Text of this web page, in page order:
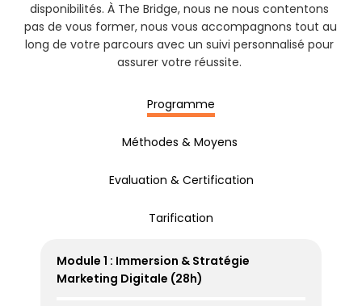
disponibilités. À The Bridge, nous ne nous contentons
pas de vous former, nous vous accompagnons tout au
long de votre parcours avec un suivi personnalisé pour
assurer votre réussite.
Programme
Méthodes & Moyens
Evaluation & Certification
Tarification
Module 1 : Immersion & Stratégie
Marketing Digitale (28h)